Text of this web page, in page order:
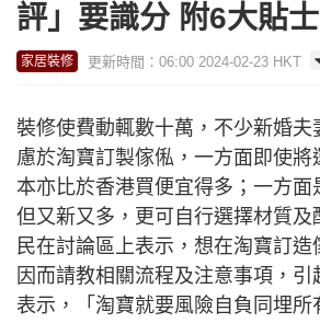
評」要識分 附6大貼士
家居裝修 更新時間：06:00 2024-02-23 HKT
裝修使費動輒數十萬，不少新婚夫
慮於淘寶訂製傢俬，一方面即使將
本亦比於香港買便宜得多；一方面
但又新又多，更可自行選擇材質及
民在討論區上表示，想在淘寶訂造
因而請教相關流程及注意事項，引
表示，「淘寶就要風險自負同埋所